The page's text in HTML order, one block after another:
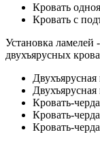
Кровать
Кровать с
Установка ламелей
двухъярусных
Кровать-
Кровать-
Кровать-